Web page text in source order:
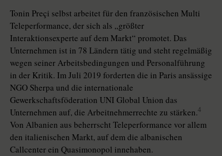
Tonin Preçi selbst arbeitet für den französischen Multi
Teleperformance, der sich als „größter
Interaktionsexperte auf dem Markt“ promotet. Das
Unternehmen ist in 78 Ländern tätig und steht regelmäßig
wegen seiner Arbeitsbedingungen und Personalführung
in der Kritik. Im Juli 2019 forderten die in Paris ansässige
NGO Sherpa und die internationale
Gewerkschaftsföderation UNI Global Union das
Unternehmen auf, die Arbeitnehmerrechte zu stärken.4
Von Albanien aus beherrscht Teleperformance vor allem
den italienischen Markt, auf dem die albanischen
Callcenter ein Quasimonopol innehaben.